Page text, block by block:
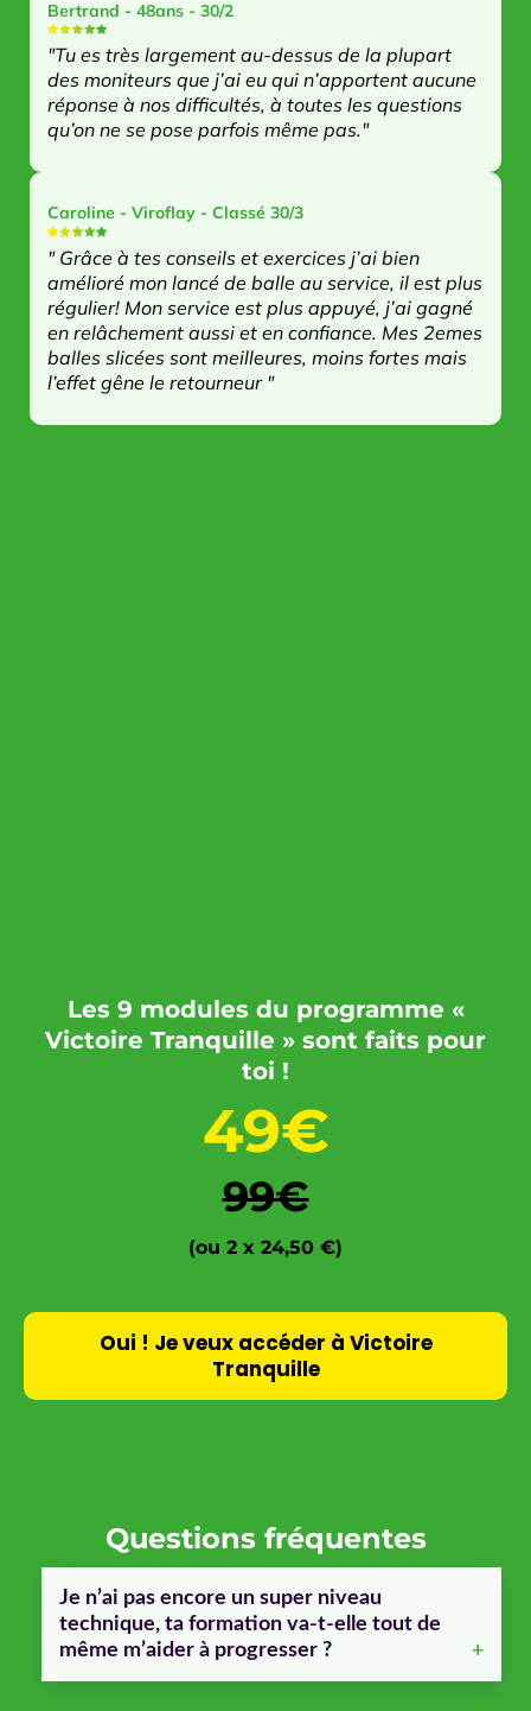
Bertrand - 48ans - 30/2
"Tu es très largement au-dessus de la plupart
des moniteurs que j’ai eu qui n’apportent aucune
réponse à nos difficultés, à toutes les questions
qu’on ne se pose parfois même pas."
Caroline - Viroflay - Classé 30/3
" Grâce à tes conseils et exercices j’ai bien
amélioré mon lancé de balle au service, il est plus
régulier! Mon service est plus appuyé, j’ai gagné
en relâchement aussi et en confiance. Mes 2emes
balles slicées sont meilleures, moins fortes mais
l’effet gêne le retourneur "
Les 9 modules du programme «
Victoire Tranquille » sont faits pour
toi !
49€
99€
(ou 2 x 24,50 €)
Oui ! Je veux accéder à Victoire
Tranquille
Questions fréquentes
Je n’ai pas encore un super niveau
technique, ta formation va-t-elle tout de
même m’aider à progresser ?